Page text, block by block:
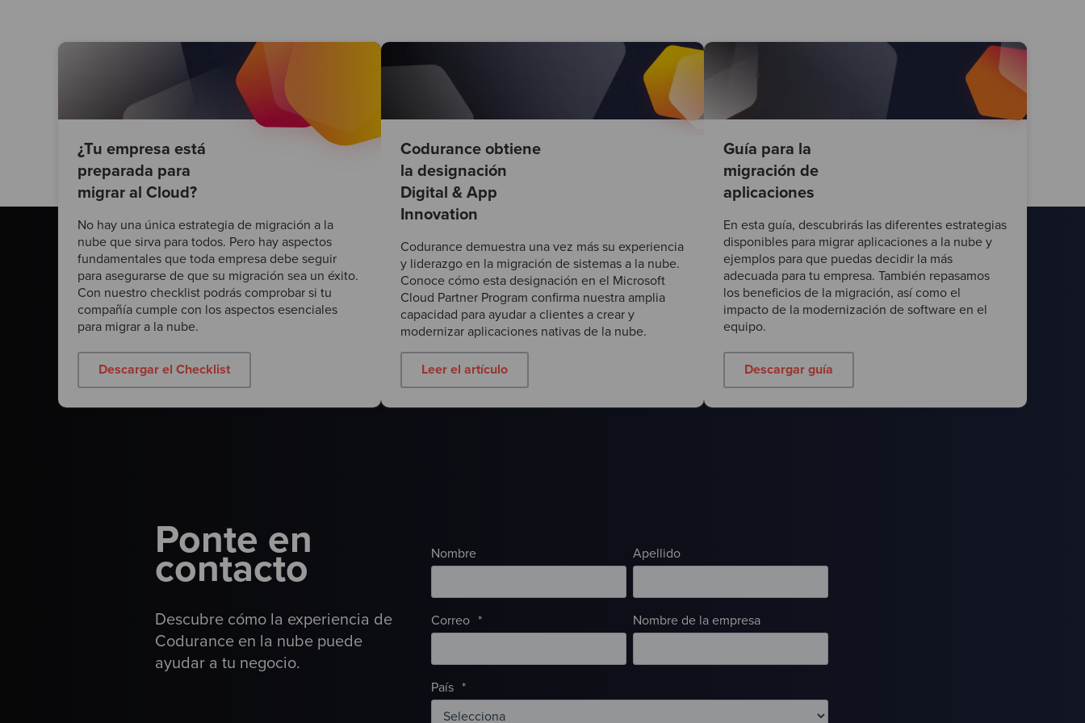
¿Tu empresa está
preparada para
migrar al Cloud?
No hay una única estrategia de migración a la
nube que sirva para todos. Pero hay aspectos
fundamentales que toda empresa debe seguir
para asegurarse de que su migración sea un éxito.
Con nuestro checklist podrás comprobar si tu
compañía cumple con los aspectos esenciales
para migrar a la nube.
Descargar el Checklist
Codurance obtiene
la designación
Digital & App
Innovation
Codurance demuestra una vez más su experiencia
y liderazgo en la migración de sistemas a la nube.
Conoce cómo esta designación en el Microsoft
Cloud Partner Program confirma nuestra amplia
capacidad para ayudar a clientes a crear y
modernizar aplicaciones nativas de la nube.
Leer el artículo
Guía para la
migración de
aplicaciones
En esta guía, descubrirás las diferentes estrategias
disponibles para migrar aplicaciones a la nube y
ejemplos para que puedas decidir la más
adecuada para tu empresa. También repasamos
los beneficios de la migración, así como el
impacto de la modernización de software en el
equipo.
Descargar guía
Ponte en
contacto
Descubre cómo la experiencia de
Codurance en la nube puede
ayudar a tu negocio.
Nombre Apellido
Correo * Nombre de la empresa
País *